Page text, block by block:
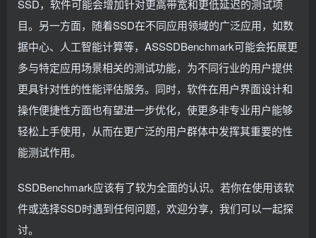
SSD，软件可能会增加针对更高带宽和更低延迟的测试项
目。另一方面，随着SSD在不同应用领域的广泛应用，如数
据中心、人工智能计算等，ASSSDBenchmark可能会拓展更
多与特定应用场景相关的测试功能，为不同行业的用户提供
更具针对性的性能评估服务。同时，软件在用户界面设计和
操作便捷性方面也有望进一步优化，使更多非专业用户能够
轻松上手使用，从而在更广泛的用户群体中发挥其重要的性
能测试作用。
SSDBenchmark应该有了较为全面的认识。若你在使用该软
件或选择SSD时遇到任何问题，欢迎分享，我们可以一起探
讨。